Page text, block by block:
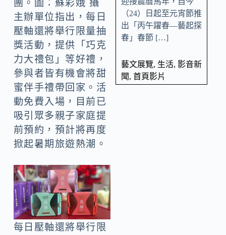
團。圖：蘇彩娥 攝
主辦單位指出，每日
壓軸還將舉行限量抽
獎活動，提供「巧克
力大禮包」等好禮，
參與者皆有機會將甜
蜜伴手禮帶回家。活
動免費入場，目前已
吸引眾多親子家庭提
前預約，預計將再度
掀起暑期旅遊熱潮。
每日壓軸還將舉行限
（24）日起至元宵節推
出「丙午躍春—藝起探
春」春節 […]
藝文展覽, 生活, 影音新
聞, 首頁影片